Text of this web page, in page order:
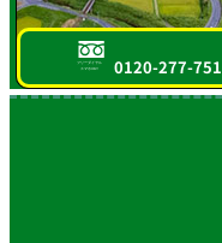
フリーダイヤル
スマホOK!! 0120-277-751